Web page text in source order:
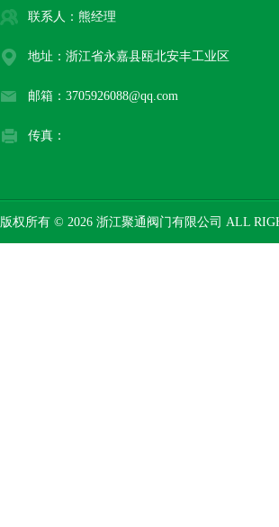
联系人：熊经理
地址：浙江省永嘉县瓯北安丰工业区
邮箱：3705926088@qq.com
传真：
版权所有 © 2026 浙江聚通阀门有限公司 ALL